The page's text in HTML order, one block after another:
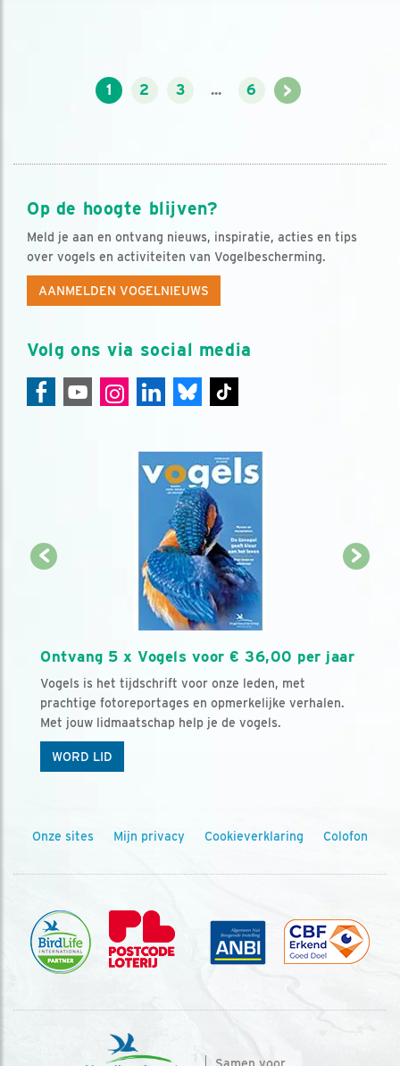
1 2 3 ... 6 >
Op de hoogte blijven?
Meld je aan en ontvang nieuws, inspiratie, acties en tips
over vogels en activiteiten van Vogelbescherming.
AANMELDEN VOGELNIEUWS
Volg ons via social media
Ontvang 5 x Vogels voor € 36,00 per jaar
Vogels is het tijdschrift voor onze leden, met
prachtige fotoreportages en opmerkelijke verhalen.
Met jouw lidmaatschap help je de vogels.
WORD LID
Onze sites Mijn privacy Cookieverklaring Colofon